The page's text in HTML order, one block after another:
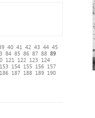
40 41 42 43 44 45
84 85 86 87 88 89
121 122 123
124
153 154 155 156 157
186 187 188 189 190